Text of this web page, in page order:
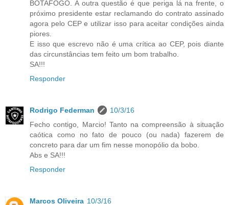
BOTAFOGO. A outra questão é que periga lá na frente, o
próximo presidente estar reclamando do contrato assinado
agora pelo CEP e utilizar isso para aceitar condições ainda
piores.
E isso que escrevo não é uma crítica ao CEP, pois diante
das circunstâncias tem feito um bom trabalho.
SA!!!
Responder
Rodrigo Federman
10/3/16
Fecho contigo, Marcio! Tanto na compreensão à situação
caótica como no fato de pouco (ou nada) fazerem de
concreto para dar um fim nesse monopólio da bobo.
Abs e SA!!!
Responder
Marcos Oliveira 10/3/16